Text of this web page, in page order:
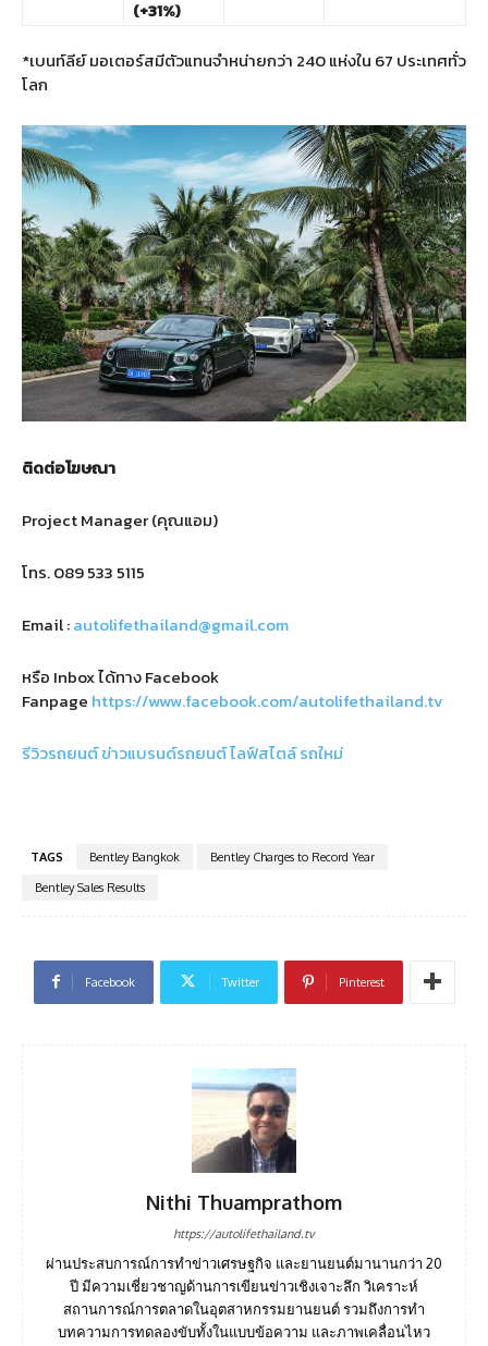
(+31%)
*เบนท์ลีย์ มอเตอร์สมีตัวแทนจำหน่ายกว่า 240 แห่งใน 67 ประเทศทั่ว
โลก
ติดต่อโฆษณา
Project Manager (คุณแอม)
โทร.089 533 5115
Email :autolifethailand@gmail.com
หรือ Inbox ได้ทาง Facebook
Fanpage https://www.facebook.com/autolifethailand.tv
รีวิวรถยนต์ข่าวแบรนด์รถยนต์ไลฟ์สไตล์รถใหม่
TAGS Bentley Bangkok
Bentley Charges to Record Year
Bentley Sales Results
Facebook Twitter Pinterest
Nithi Thuamprathom
https://autolifethailand.tv
ผ่านประสบการณ์การทำข่าวเศรษฐกิจ และยานยนต์มานานกว่า 20
ปี มีความเชี่ยวชาญด้านการเขียนข่าวเชิงเจาะลึก วิเคราะห์
สถานการณ์การตลาดในอุตสาหกรรมยานยนต์ รวมถึงการทำ
บทความการทดลองขับทั้งในแบบข้อความ และภาพเคลื่อนไหว